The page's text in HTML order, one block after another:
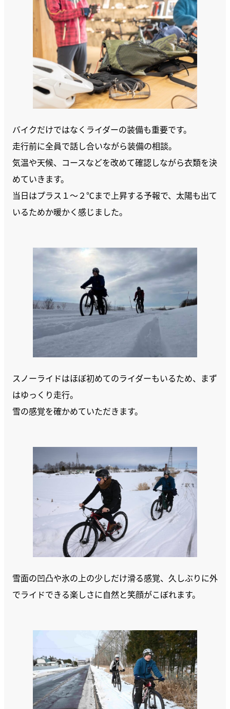
バイクだけではなくライダーの装備も重要です。
走行前に全員で話し合いながら装備の相談。
気温や天候、コースなどを改めて確認しながら衣類を決
めていきます。
当日はプラス１～２℃まで上昇する予報で、太陽も出て
いるためか暖かく感じました。
スノーライドはほぼ初めてのライダーもいるため、まず
はゆっくり走行。
雪の感覚を確かめていただきます。
雪面の凹凸や氷の上の少しだけ滑る感覚、久しぶりに外
でライドできる楽しさに自然と笑顔がこぼれます。